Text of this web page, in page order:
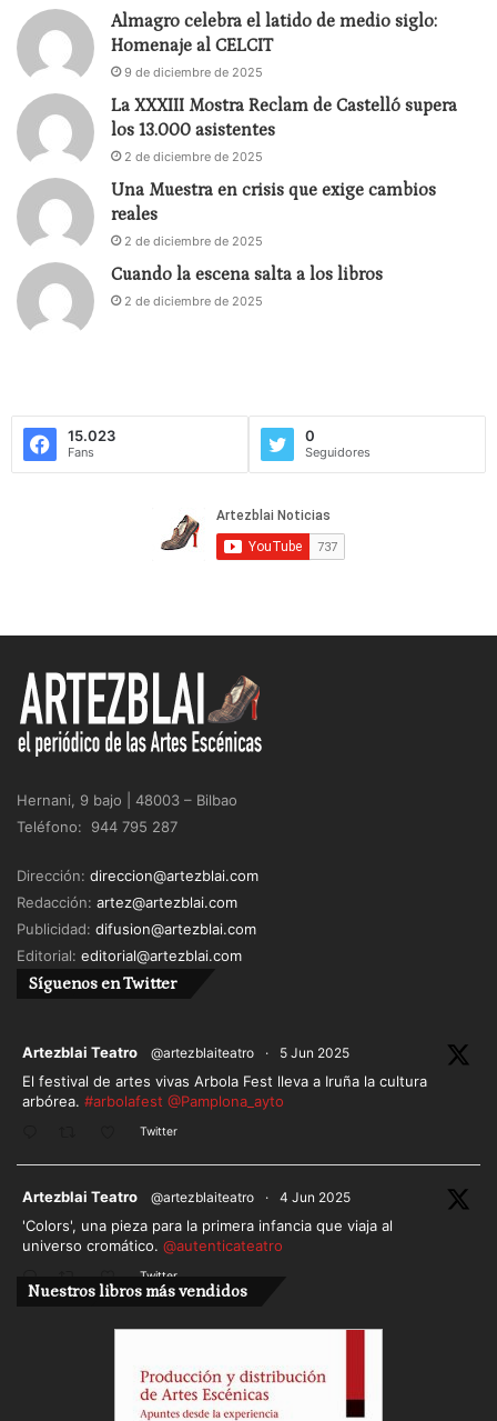
Almagro celebra el latido de medio siglo:
Homenaje al CELCIT
9 de diciembre de 2025
La XXXIII Mostra Reclam de Castelló supera
los 13.000 asistentes
2 de diciembre de 2025
Una Muestra en crisis que exige cambios
reales
2 de diciembre de 2025
Cuando la escena salta a los libros
2 de diciembre de 2025
15.023
Fans
0
Seguidores
Hernani, 9 bajo | 48003 – Bilbao
Teléfono: 944 795 287
Dirección: direccion@artezblai.com
Redacción: artez@artezblai.com
Publicidad: difusion@artezblai.com
Editorial: editorial@artezblai.com
Síguenos en Twitter
Artezblai Teatro @artezblaiteatro · 5 Jun 2025
El festival de artes vivas Arbola Fest lleva a Iruña la cultura
arbórea. #arbolafest @Pamplona_ayto
Twitter
Artezblai Teatro @artezblaiteatro · 4 Jun 2025
'Colors', una pieza para la primera infancia que viaja al
universo cromático. @autenticateatro
Twitter
Cargar más
Nuestros libros más vendidos